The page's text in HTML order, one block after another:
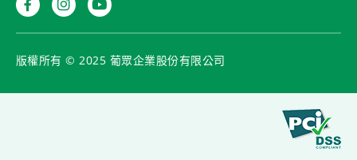
版權所有 © 2025 葡眾企業股份有限公司